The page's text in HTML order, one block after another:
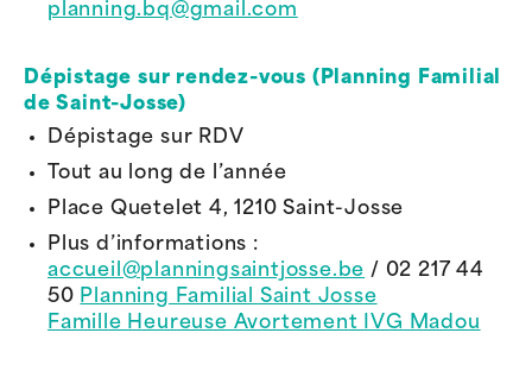
planning.bq@gmail.com
Dépistage sur rendez-vous (Planning Familial
de Saint-Josse)
Dépistage sur RDV
Tout au long de l’année
Place Quetelet 4, 1210 Saint-Josse
Plus d’informations :
accueil@planningsaintjosse.be / 02 21744
50 Planning Familial Saint Josse
Famille Heureuse Avortement IVG Madou